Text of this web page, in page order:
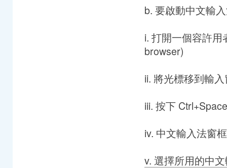
b. 要啟動中文輸
i. 打開一個容許用
browser)
ii. 將光標移到輸
iii. 按下 Ctrl+Space
iv. 中文輸入法窗
v. 選擇所用的中